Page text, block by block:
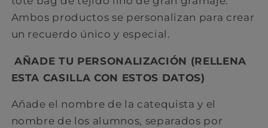
Ambos productos se personalizan para crear
un recuerdo único y especial.
AÑADE TU PERSONALIZACIÓN (RELLENA
ESTA CASILLA CON ESTOS DATOS)
Añade el nombre de la catequista y el
nombre de los alumnos, separados por